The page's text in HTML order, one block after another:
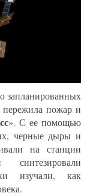
запланированных
пережила пожар и
». С ее помощью
черные дыры и
на станции
изучали, как